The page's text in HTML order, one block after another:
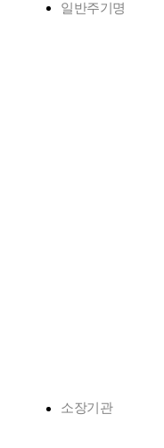
일반주기명
소장기관